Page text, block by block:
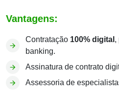
Vantagens:
Contratação 100% digital ,
banking.
Assinatura de contrato
Assessoria de